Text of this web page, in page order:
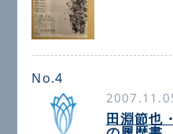
No.4
田淵節也